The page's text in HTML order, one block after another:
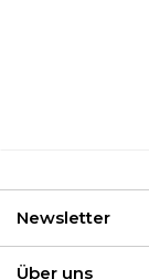
Newsletter
Über uns